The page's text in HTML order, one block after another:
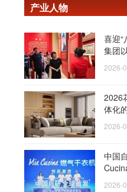
产业人物
喜迎“
集团
2026-
2026
体化
2026-
中国
2026-